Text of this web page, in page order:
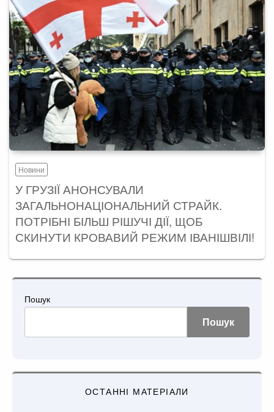
Новини
У ГРУЗІЇ АНОНСУВАЛИ
ЗАГАЛЬНОНАЦІОНАЛЬНИЙ СТРАЙК.
ПОТРІБНІ БІЛЬШ РІШУЧІ ДІЇ, ЩОБ
СКИНУТИ КРОВАВИЙ РЕЖИМ ІВАНІШВІЛІ!
Пошук
Пошук
ОСТАННІ МАТЕРІАЛИ